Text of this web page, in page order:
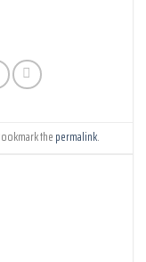
thepermalink.